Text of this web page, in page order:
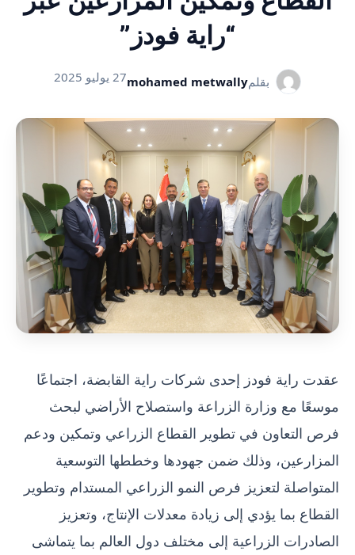
“راية فودز”
بقلمmohamed metwally27 يوليو 2025
عقدت راية فودز إحدى شركات راية القابضة، اجتماعًا
موسعًا مع وزارة الزراعة واستصلاح الأراضي لبحث
فرص التعاون في تطوير القطاع الزراعي وتمكين ودعم
المزارعين، وذلك ضمن جهودها وخططها التوسعية
المتواصلة لتعزيز فرص النمو الزراعي المستدام وتطوير
القطاع بما يؤدي إلى زيادة معدلات الإنتاج، وتعزيز
الصادرات الزراعية إلى مختلف دول العالم بما يتماشى